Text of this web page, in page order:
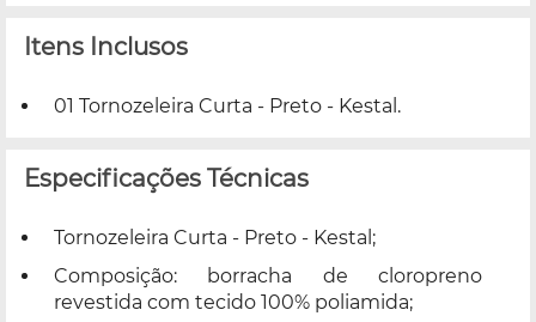
Itens Inclusos
01 Tornozeleira Curta - Preto - Kestal.
Especificações Técnicas
Tornozeleira Curta - Preto - Kestal;
Composição: borracha de cloropreno
revestida com tecido 100% poliamida;